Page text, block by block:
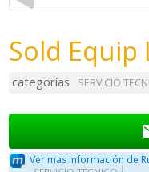
Sold Equip
categorías SERVICIO
Ver mas información de